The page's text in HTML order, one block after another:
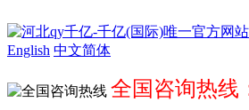
English 中文简体
全国咨询热线